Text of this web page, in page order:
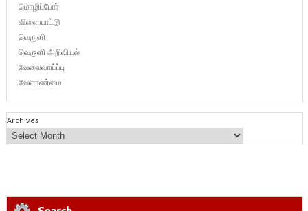
மொழிப்போர்
விளையாட்டு
வெருளி
வெருளி அறிவியல்
வேலைவாய்ப்பு
வேளாண்மை
Archives